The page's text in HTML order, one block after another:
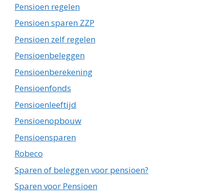
Pensioen regelen
Pensioen sparen ZZP
Pensioen zelf regelen
Pensioenbeleggen
Pensioenberekening
Pensioenfonds
Pensioenleeftijd
Pensioenopbouw
Pensioensparen
Robeco
Sparen of beleggen voor pensioen?
Sparen voor Pensioen